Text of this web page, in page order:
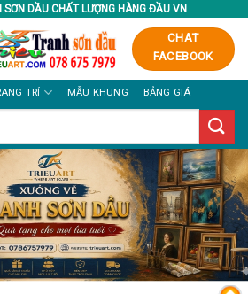
SƠN DẦU CHẤT LƯỢNG HÀNG ĐẦU VN
CHAT
FACEBOOK
TRÍ MẪU KHUNG BẢNG GIÁ